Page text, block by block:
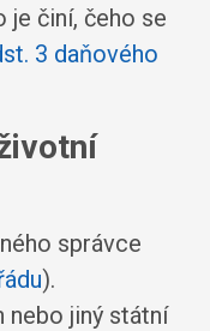
je činí, čeho se
3 daňového
správce
).
nebo jiný státní